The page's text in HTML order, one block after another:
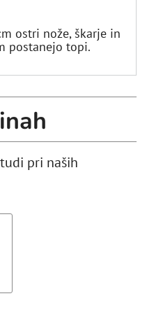
ostri nože, škarje in
postanejo topi.
pri naših